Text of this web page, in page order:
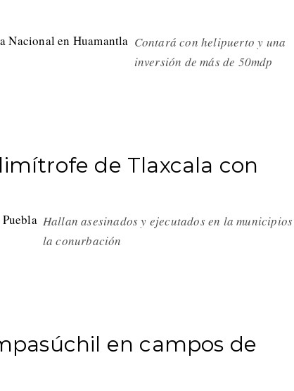
Contará con helipuerto y una
inversión de más de 50mdp
de Tlaxcala con
Hallan asesinados y ejecutados en la
la conurbación
en campos de